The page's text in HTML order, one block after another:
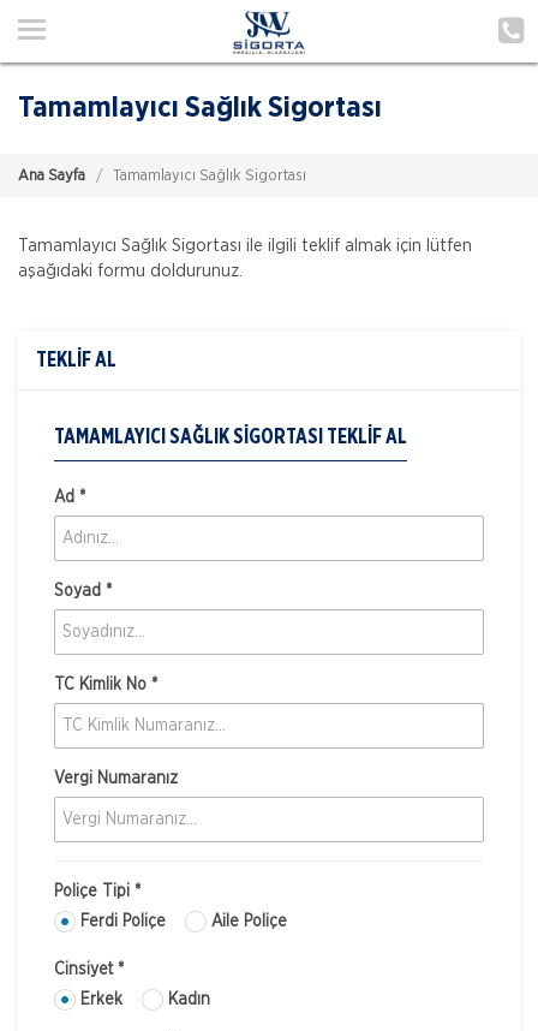
Ana Sayfa
Poliçe Hatırlat
İletişim
Tamamlayıcı Sağlık Sigortası
Ana Sayfa Tamamlayıcı Sağlık Sigortası
Tamamlayıcı Sağlık Sigortası ile ilgili teklif almak için lütfen
aşağıdaki formu doldurunuz.
TEKLİF AL
TAMAMLAYICI SAĞLIK SIGORTASI TEKLIF AL
Ad *
Soyad *
TC Kimlik No *
Vergi Numaranız
Poliçe Tipi *
Ferdi Poliçe
Aile Poliçe
Cinsiyet *
Erkek
Kadın